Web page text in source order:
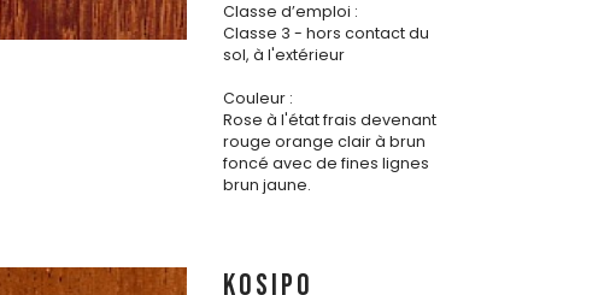
Classe d’emploi :
Classe 3 - hors contact du
sol, à l'extérieur
Couleur :
Rose à l'état frais devenant
rouge orange clair à brun
foncé avec de fines lignes
brun jaune.
KOSIPO